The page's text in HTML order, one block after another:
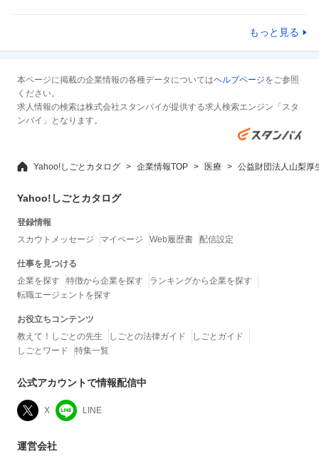
もっと見る
本ページに掲載の企業情報の各種データについてはヘルプページをご参照
ください。
求人情報の検索は株式会社スタンバイが提供する求人検索エンジン「スタ
ンバイ」となります。
Yahoo!しごとカタログ 企業情報TOP 医療 公益財団法人山梨厚
Yahoo!しごとカタログ
登録情報
スカウトメッセージ
マイページ Web履歴書 配信設定
仕事を見つける
企業を探す
特徴から企業を探す
ランキングから企業を探す
転職エージェントを探す
お役立ちコンテンツ
教えて！しごとの先生
しごとの法律ガイド
しごとガイド
しごとワード
特集一覧
公式アカウントで情報配信中
X LINE
運営会社